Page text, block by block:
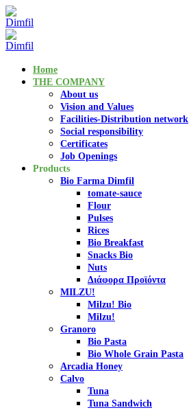
Home
THE COMPANY
About us
Vision and Values
Facilities-Distribution network
Social responsibility
Certificates
Job Openings
Products
Bio Farma Dimfil
tomate-sauce
Flour
Pulses
Rices
Bio Breakfast
Snacks Bio
Nuts
Διάφορα Προϊόντα
MILZU!
Milzu! Bio
Milzu!
Granoro
Bio Pasta
Bio Whole Grain Pasta
Arcadia Honey
Calvo
Tuna
Tuna Sandwich